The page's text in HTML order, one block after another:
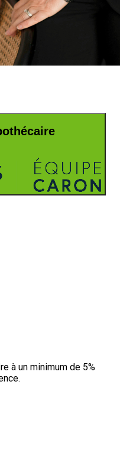
à un minimum de 5%